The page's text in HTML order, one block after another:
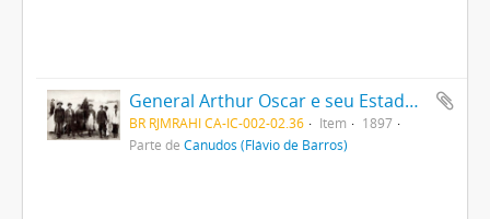
General Arthur Oscar e seu Estado Maior
BR RJMRAHI CA-IC-002-02.36 Item
1897
Parte de Canudos (Flávio de Barros)